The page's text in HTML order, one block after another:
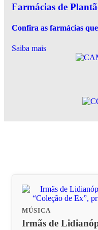
Farmácias de
Confira as farmácias
Saiba mais
MÚSICA
Irmãs de